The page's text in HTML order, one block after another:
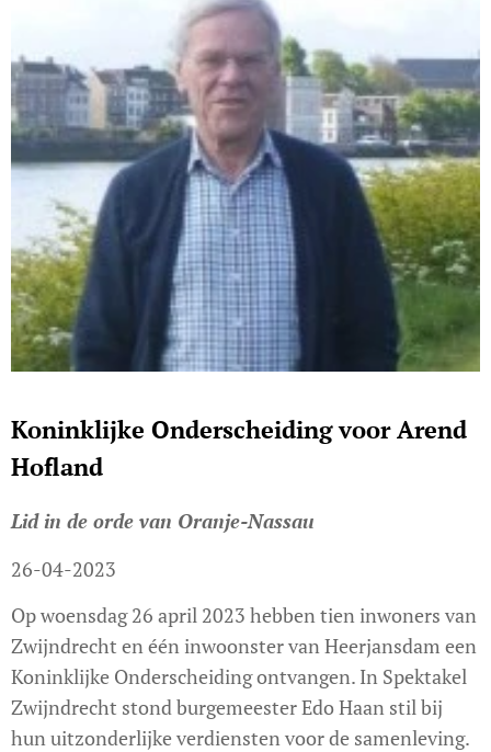
Koninklijke Onderscheiding voor Arend
Hofland
Lid in de orde van Oranje-Nassau
26-04-2023
Op woensdag 26 april 2023 hebben tien inwoners van
Zwijndrecht en één inwoonster van Heerjansdam een
Koninklijke Onderscheiding ontvangen. In Spektakel
Zwijndrecht stond burgemeester Edo Haan stil bij
hun uitzonderlijke verdiensten voor de samenleving.